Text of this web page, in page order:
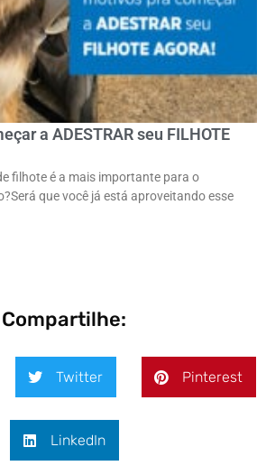
a ADESTRAR seu FILHOTE
filhote é a mais importante para o
que você já está aproveitando esse
Compartilhe:
Twitter Pinterest
LinkedIn